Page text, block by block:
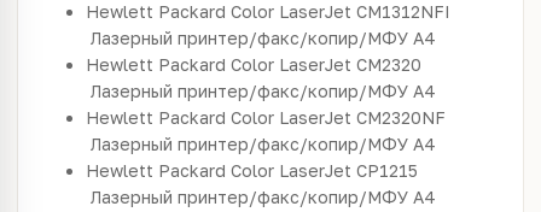
Hewlett Packard Color LaserJet CM1312NFI
Лазерный принтер/факс/копир/МФУ A4
Hewlett Packard Color LaserJet CM2320
Лазерный принтер/факс/копир/МФУ A4
Hewlett Packard Color LaserJet CM2320NF
Лазерный принтер/факс/копир/МФУ A4
Hewlett Packard Color LaserJet CP1215
Лазерный принтер/факс/копир/МФУ A4